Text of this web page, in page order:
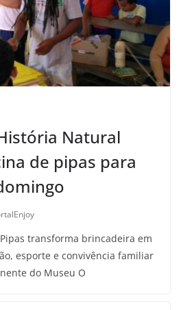
Natural
de pipas para
transforma brincadeira em
esporte e convivência familiar
do Museu O